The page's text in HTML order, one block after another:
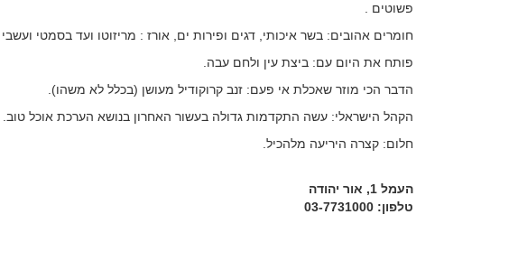
פשוטים .
חומרים אהובים: בשר איכותי, דגים ופירות ים, אורז : מריזוטו ועד בסמטי ועשבי
פותח את היום עם: ביצת עין ולחם עבה.
הדבר הכי מוזר שאכלת אי פעם: זנב קרוקודיל מעושן (בכלל לא משהו).
הקהל הישראלי: עשה התקדמות גדולה בעשור האחרון בנושא הערכת אוכל טוב.
חלום: קצרה היריעה מלהכיל.
העמל 1, אור יהודה
טלפון: 03-7731000